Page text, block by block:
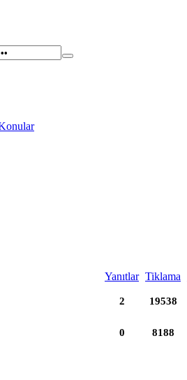
Yanıtlar Tiklama
2 19538
0 8188